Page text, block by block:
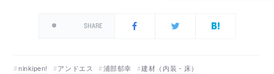
SHARE
ninkipen! アンドエス 浦部郁幸 建材（内装・床）